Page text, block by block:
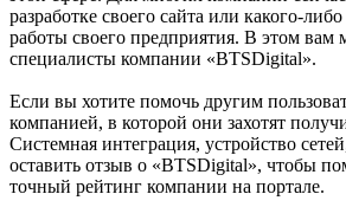
разработке своего сайта или какого-
работы своего предприятия. В этом вам
специалисты компании «BTSDigital».
Если вы хотите помочь другим
компанией, в которой они захотят
Системная интеграция, устройство
оставить отзыв о «BTSDigital», чтобы
точный рейтинг компании на портале.